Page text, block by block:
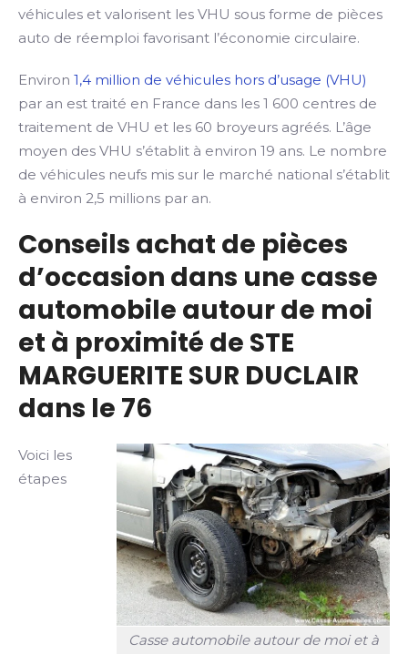
véhicules et valorisent les VHU sous forme de pièces
auto de réemploi favorisant l’économie circulaire.
Environ 1,4 million de véhicules hors d’usage (VHU)
par an est traité en France dans les 1 600 centres de
traitement de VHU et les 60 broyeurs agréés. L’âge
moyen des VHU s’établit à environ 19 ans. Le nombre
de véhicules neufs mis sur le marché national s’établit
à environ 2,5 millions par an.
Conseils achat de pièces
d’occasion dans une casse
automobile autour de moi
et à proximité de STE
MARGUERITE SUR DUCLAIR
dans le 76
Casse automobile autour de moi et à
Voici les
étapes